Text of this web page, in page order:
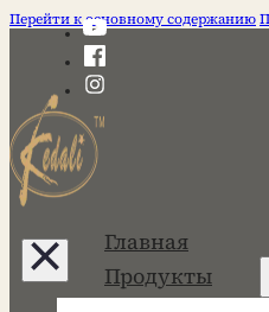
Перейти к основному содержанию
Главная
Продукты